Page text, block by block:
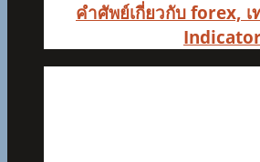
คำศัพย์เกี่ยวกับ forex, เ